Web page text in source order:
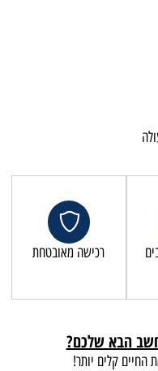
רכישה מאובטחת
הבא שלכם?
החיים קלים יותר!